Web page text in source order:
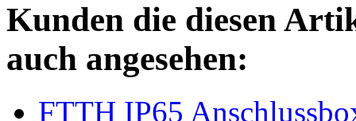
Kunden die diesen
auch angesehen:
FTTH IP65